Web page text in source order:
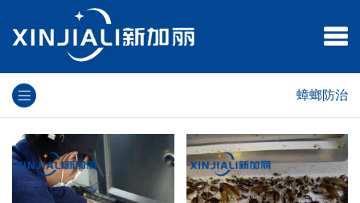
蟑螂防治